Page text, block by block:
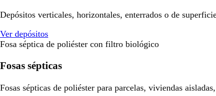
Depósitos verticales, horizontales, enterrados o de
Ver depósitos
Fosa séptica de poliéster con filtro biológico
Fosas sépticas
Fosas sépticas de poliéster para parcelas, viviendas